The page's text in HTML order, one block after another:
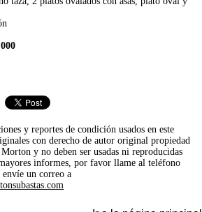
y reportes de condición usados en este
con derecho de autor original propiedad
y no deben ser usadas ni reproducidas
informes, por favor llame al teléfono
un correo a